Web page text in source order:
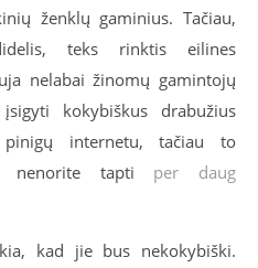
ženklų gaminius. Tačiau,
teks rinktis eilines
nelabai žinomų gamintojų
kokybiškus drabužius
internetu, tačiau to
nenorite tapti per daug
kad jie bus nekokybiški.